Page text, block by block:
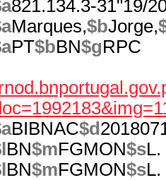
821.134.3-31"19/
Marques,$bJorge,
PT$bBN$gRPC
BIBNAC$d
BN$mFGMON$sL.
BN$mFGMON$sL.